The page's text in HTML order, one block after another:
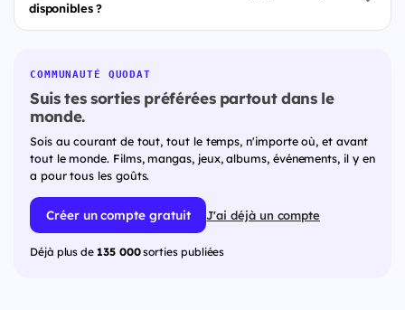
disponibles ?
COMMUNAUTÉ QUODAT
Suis tes sorties préférées partout dans le
monde.
Sois au courant de tout, tout le temps, n'importe où, et avant
tout le monde. Films, mangas, jeux, albums, événements, il y en
a pour tous les goûts.
Créer un compte gratuit J'ai déjà un compte
Déjà plus de 135 000sorties publiées